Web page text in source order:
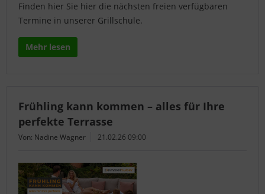
Finden hier Sie hier die nächsten freien verfügbaren
Termine in unserer Grillschule.
Mehr lesen
Frühling kann kommen – alles für Ihre
perfekte Terrasse
Von: Nadine Wagner 21.02.26 09:00